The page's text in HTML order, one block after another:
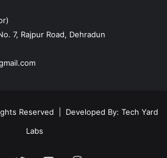
7, Rajpur Road, Dehradun
Reserved | Developed By: Tech Yard
Labs